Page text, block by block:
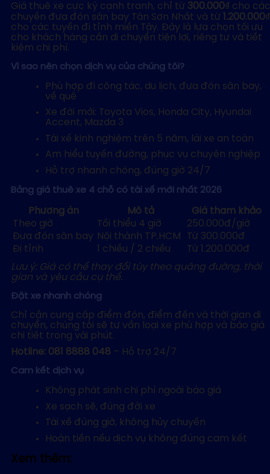
Giá thuê xe cực kỳ cạnh tranh, chỉ từ 300.000₫ cho các
chuyến đưa đón sân bay Tân Sơn Nhất và từ 1.200.000₫
cho các tuyến đi tỉnh miền Tây. Đây là lựa chọn tối ưu
cho khách hàng cần di chuyển tiện lợi, riêng tư và tiết
kiệm chi phí.
Vì sao nên chọn dịch vụ của chúng tôi?
Phù hợp đi công tác, du lịch, đưa đón sân bay,
về quê
Xe đời mới: Toyota Vios, Honda City, Hyundai
Accent, Mazda 3
Tài xế kinh nghiệm trên 5 năm, lái xe an toàn
Am hiểu tuyến đường, phục vụ chuyên nghiệp
Hỗ trợ nhanh chóng, đúng giờ 24/7
Bảng giá thuê xe 4 chỗ có tài xế mới nhất 2026
Phương án Mô tả
Giá tham khảo
Theo giờ
Tối thiểu 4 giờ
250.000đ/giờ
Đưa đón sân bay Nội thành TP.HCM
Từ 300.000đ
Đi tỉnh
1 chiều / 2 chiều
Từ 1.200.000đ
Lưu ý: Giá có thể thay đổi tùy theo quãng đường, thời
gian và yêu cầu cụ thể.
Đặt xe nhanh chóng
Chỉ cần cung cấp điểm đón, điểm đến và thời gian di
chuyển, chúng tôi sẽ tư vấn loại xe phù hợp và báo giá
chi tiết trong vài phút.
Hotline: 081 8888 048 – Hỗ trợ 24/7
Cam kết dịch vụ
Không phát sinh chi phí ngoài báo giá
Xe sạch sẽ, đúng đời xe
Tài xế đúng giờ, không hủy chuyến
Hoàn tiền nếu dịch vụ không đúng cam kết
Xem thêm: